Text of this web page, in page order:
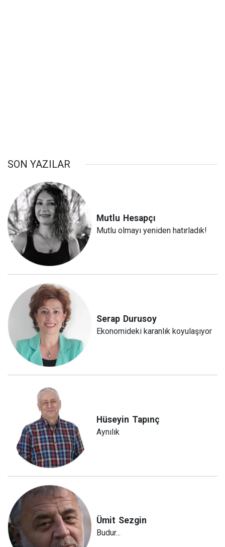
SON YAZILAR
Mutlu Hesapçı
Mutlu olmayı yeniden hatırladık!
Serap Durusoy
Ekonomideki karanlık koyulaşıyor
Hüseyin Tapınç
Aynılık
Ümit Sezgin
Budur...